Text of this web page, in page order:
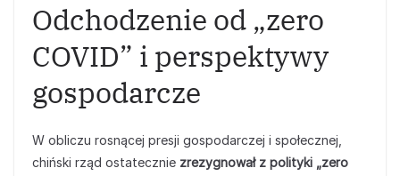
Odchodzenie od „zero
COVID” i perspektywy
gospodarcze
W obliczu rosnącej presji gospodarczej i społecznej,
chiński rząd ostatecznie zrezygnował z polityki „zero